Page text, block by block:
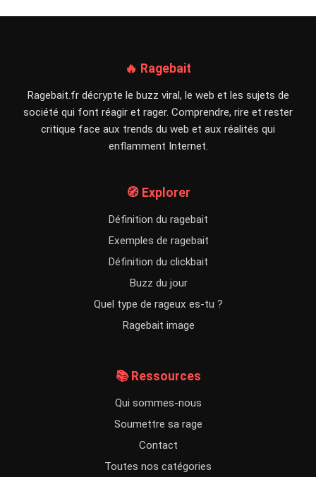
🔥 Ragebait
Ragebait.fr décrypte le buzz viral, le web et les sujets de
société qui font réagir et rager. Comprendre, rire et rester
critique face aux trends du web et aux réalités qui
enflamment Internet.
🧭 Explorer
Définition du ragebait
Exemples de ragebait
Définition du clickbait
Buzz du jour
Quel type de rageux es-tu ?
Ragebait image
📚 Ressources
Qui sommes-nous
Soumettre sa rage
Contact
Toutes nos catégories